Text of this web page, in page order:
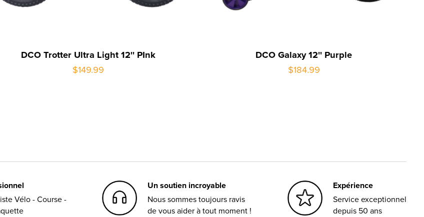
DCO Trotter Ultra Light 12'' PInk
$149.99
DCO Galaxy 12'' Purple
$184.99
Vélo - Course -
Un soutien incroyable
Nous sommes toujours ravis
de vous aider à tout moment !
Expérience
Service exceptionnel
depuis 50 ans